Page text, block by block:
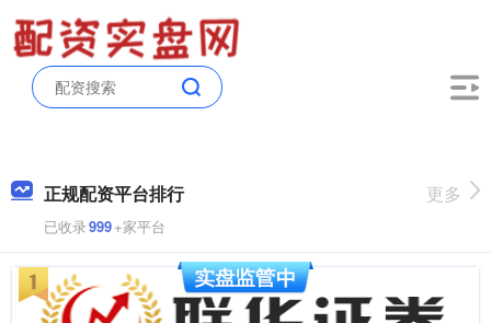
正规配资平台排行
已收录999+家平台
更多